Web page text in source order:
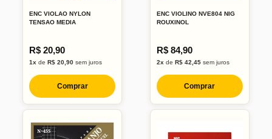
ENC VIOLAO NYLON
TENSAO MEDIA
R$ 20,90
1x de R$ 20,90 sem juros
Comprar
ENC VIOLINO NVE804 NIG
ROUXINOL
R$ 84,90
2xde R$ 42,45sem juros
Comprar